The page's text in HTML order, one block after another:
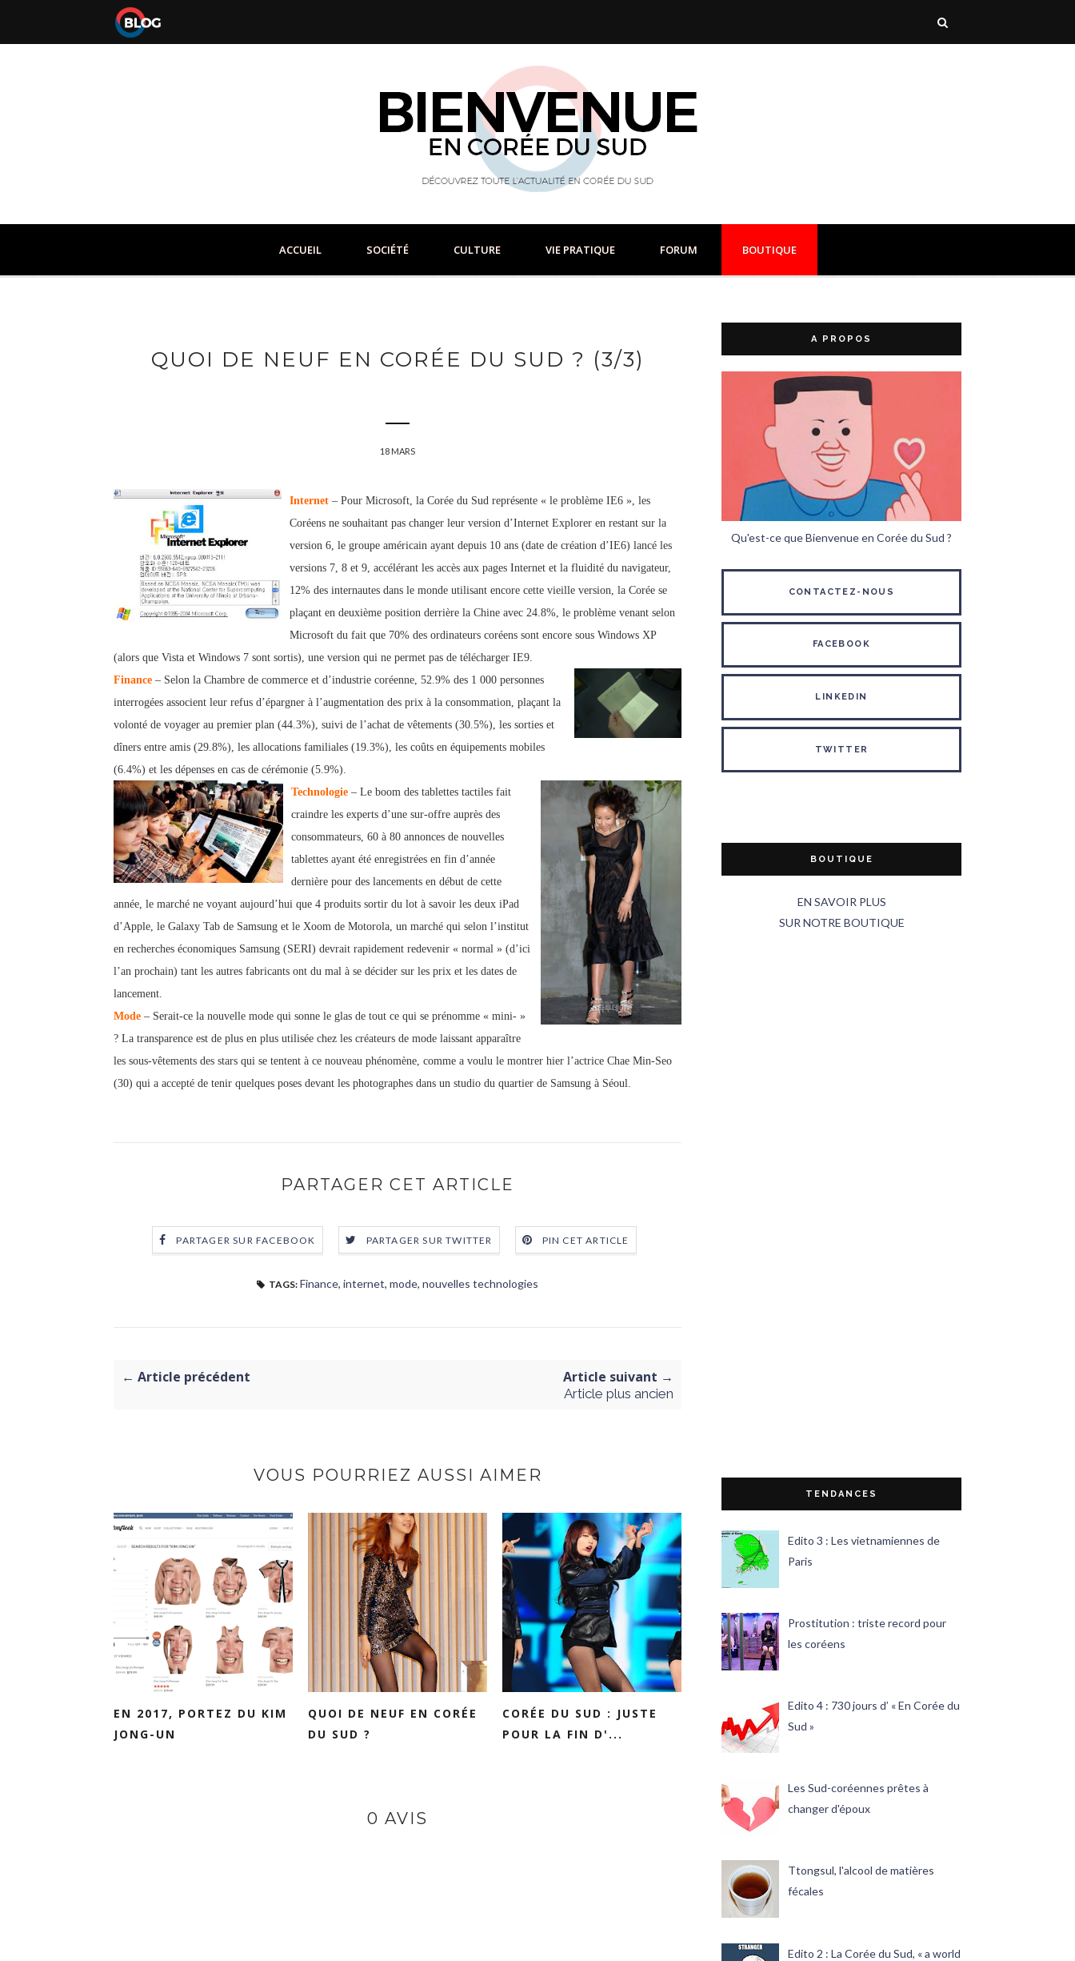
ACCUEIL SOCIÉTÉ CULTURE VIE PRATIQUE FORUM BOUTIQUE
QUOI DE NEUF EN CORÉE DU SUD ? (3/3)
18 MARS
Internet – Pour Microsoft, la Corée du Sud représente « le problème IE6 », les
Coréens ne souhaitant pas changer leur version d’Internet Explorer en restant sur la
version 6, le groupe américain ayant depuis 10 ans (date de création d’IE6) lancé les
versions 7, 8 et 9, accélérant les accès aux pages Internet et la fluidité du navigateur,
12% des internautes dans le monde utilisant encore cette vieille version, la Corée se
plaçant en deuxième position derrière la Chine avec 24.8%, le problème venant selon
Microsoft du fait que 70% des ordinateurs coréens sont encore sous Windows XP
(alors que Vista et Windows 7 sont sortis), une version qui ne permet pas de télécharger IE9.
Finance – Selon la Chambre de commerce et d’industrie coréenne, 52.9% des 1 000 personnes
interrogées associent leur refus d’épargner à l’augmentation des prix à la consommation, plaçant la
volonté de voyager au premier plan (44.3%), suivi de l’achat de vêtements (30.5%), les sorties et
dîners entre amis (29.8%), les allocations familiales (19.3%), les coûts en équipements mobiles
(6.4%) et les dépenses en cas de cérémonie (5.9%).
Technologie – Le boom des tablettes tactiles fait
craindre les experts d’une sur-offre auprès des
consommateurs, 60 à 80 annonces de nouvelles
tablettes ayant été enregistrées en fin d’année
dernière pour des lancements en début de cette
année, le marché ne voyant aujourd’hui que 4 produits sortir du lot à savoir les deux iPad
d’Apple, le Galaxy Tab de Samsung et le Xoom de Motorola, un marché qui selon l’institut
en recherches économiques Samsung (SERI) devrait rapidement redevenir « normal » (d’ici
l’an prochain) tant les autres fabricants ont du mal à se décider sur les prix et les dates de
lancement.
Mode – Serait-ce la nouvelle mode qui sonne le glas de tout ce qui se prénomme « mini- »
? La transparence est de plus en plus utilisée chez les créateurs de mode laissant apparaître
les sous-vêtements des stars qui se tentent à ce nouveau phénomène, comme a voulu le montrer hier l’actrice Chae Min-Seo
(30) qui a accepté de tenir quelques poses devant les photographes dans un studio du quartier de Samsung à Séoul.
PARTAGER CET ARTICLE
PARTAGER SUR FACEBOOK PARTAGER SUR TWITTER PIN CET ARTICLE
TAGS: Finance, internet, mode, nouvelles technologies
← Article précédent Article suivant →
Article plus ancien
VOUS POURRIEZ AUSSI AIMER
EN 2017, PORTEZ DU KIM
JONG-UN
QUOI DE NEUF EN CORÉE
DU SUD ?
CORÉE DU SUD : JUSTE
POUR LA FIN D'...
0 AVIS
A PROPOS
Qu'est-ce que Bienvenue en Corée du Sud ?
CONTACTEZ-NOUS
FACEBOOK
LINKEDIN
TWITTER
BOUTIQUE
EN SAVOIR PLUS
SUR NOTRE BOUTIQUE
TENDANCES
Edito 3 : Les vietnamiennes de
Paris
Prostitution : triste record pour
les coréens
Edito 4 : 730 jours d’ « En Corée du
Sud »
Les Sud-coréennes prêtes à
changer d'époux
Ttongsul, l'alcool de matières
fécales
Edito 2 : La Corée du Sud, « a world